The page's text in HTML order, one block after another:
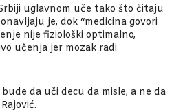
uglavnom uče tako što čitaju
je, dok “medicina govori
nije fiziološki optimalno,
učenja jer mozak radi
da uči decu da misle, a ne da